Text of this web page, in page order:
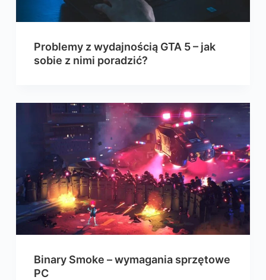
Problemy z wydajnością GTA 5 – jak
sobie z nimi poradzić?
Binary Smoke – wymagania sprzętowe
PC